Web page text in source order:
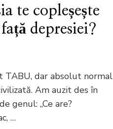
te copleșește
depresiei?
TABU, dar absolut normal
Am auzit des în
genul: ,,Ce are?
…